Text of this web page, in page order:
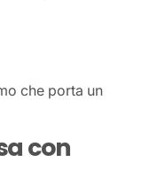
che porta un
con